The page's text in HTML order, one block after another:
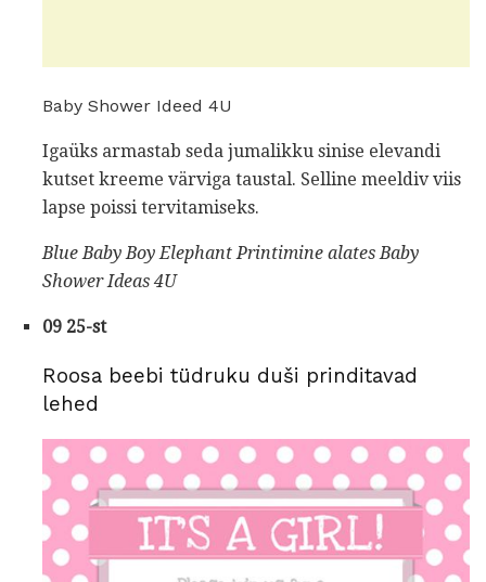
Baby Shower Ideed 4U
Igaüks armastab seda jumalikku sinise elevandi
kutset kreeme värviga taustal. Selline meeldiv viis
lapse poissi tervitamiseks.
Blue Baby Boy Elephant Printimine alates Baby
Shower Ideas 4U
09 25-st
Roosa beebi tüdruku duši prinditavad
lehed